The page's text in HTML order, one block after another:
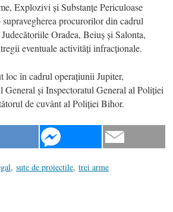
Explozivi și Substanțe Periculoase
procurorilor din cadrul
Oradea, Beiuș și Salonta,
eventuale activități infracționale.
loc în cadrul operațiunii Jupiter,
General și Inspectoratul General al Poliției
de cuvânt al Poliției Bihor.
, sute de proiectile, trei arme